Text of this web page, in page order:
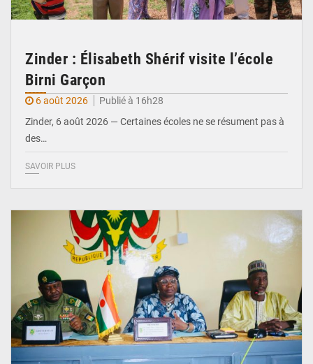
Zinder : Élisabeth Shérif visite l’école
Birni Garçon
6 août 2026
Publié à 16h28
Zinder, 6 août 2026 — Certaines écoles ne se résument pas à
des…
SAVOIR PLUS